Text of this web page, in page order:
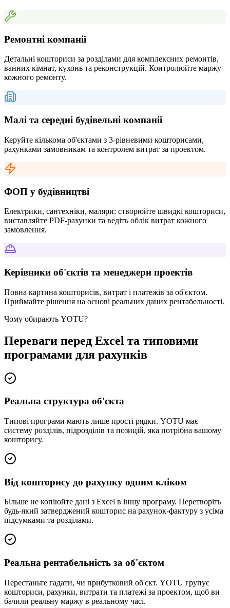
Ремонтні компанії
Детальні кошториси за розділами для комплексних ремонтів,
ванних кімнат, кухонь та реконструкцій. Контролюйте маржу
кожного ремонту.
Малі та середні будівельні компанії
Керуйте кількома об'єктами з 3-рівневими кошторисами,
рахунками замовникам та контролем витрат за проектом.
ФОП у будівництві
Електрики, сантехніки, маляри: створюйте швидкі кошториси,
виставляйте PDF-рахунки та ведіть облік витрат кожного
замовлення.
Керівники об'єктів та менеджери проектів
Повна картина кошторисів, витрат і платежів за об'єктом.
Приймайте рішення на основі реальних даних рентабельності.
Чому обирають YOTU?
Переваги перед Excel та типовими
програмами для рахунків
Реальна структура об'єкта
Типові програми мають лише прості рядки. YOTU має
систему розділів, підрозділів та позицій, яка потрібна вашому
кошторису.
Від кошторису до рахунку одним кліком
Більше не копіюйте дані з Excel в іншу програму. Перетворіть
будь-який затверджений кошторис на рахунок-фактуру з усіма
підсумками та розділами.
Реальна рентабельність за об'єктом
Перестаньте гадати, чи прибутковий об'єкт. YOTU групує
кошториси, рахунки, витрати та платежі за проектом, щоб ви
бачили реальну маржу в реальному часі.